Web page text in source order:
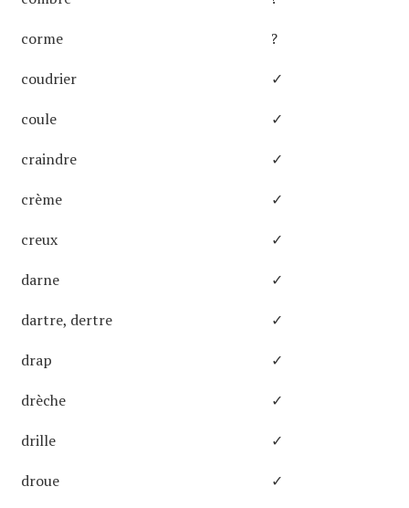
corme
?
coudrier
✓
coule
✓
craindre
✓
crème
✓
creux
✓
darne
✓
dartre, dertre
✓
drap
✓
drèche
✓
drille
✓
droue
✓